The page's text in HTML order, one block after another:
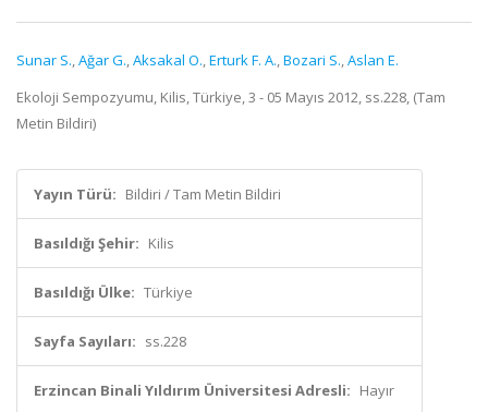
Sunar S.,Ağar G.,Aksakal O.,Erturk F. A.,Bozari S.,Aslan E.
Ekoloji Sempozyumu, Kilis, Türkiye, 3 - 05 Mayıs 2012, ss.228, (Tam
Metin Bildiri)
Yayın Türü: Bildiri / Tam Metin Bildiri
Basıldığı Şehir: Kilis
Basıldığı Ülke: Türkiye
Sayfa Sayıları: ss.228
Erzincan Binali Yıldırım Üniversitesi Adresli: Hayır